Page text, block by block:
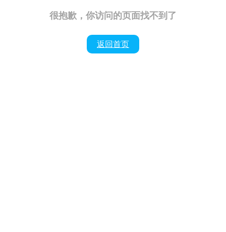
很抱歉，你访问的页面找不到了
返回首页